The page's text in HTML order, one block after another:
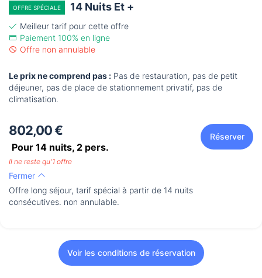
OFFRE SPÉCIALE 14 Nuits Et +
Meilleur tarif pour cette offre
Paiement 100% en ligne
Offre non annulable
Le prix ne comprend pas : Pas de restauration, pas de petit
déjeuner, pas de place de stationnement privatif, pas de
climatisation.
802,00 €
Pour 14 nuits, 2 pers.
Réserver
Il ne reste qu'1 offre
Fermer
Offre long séjour, tarif spécial à partir de 14 nuits
consécutives. non annulable.
Voir les conditions de réservation